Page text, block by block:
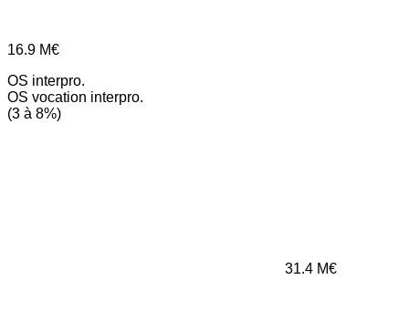
16.9 M€
OS interpro.
OS vocation interpro.
(3 à 8%)
31.4 M€